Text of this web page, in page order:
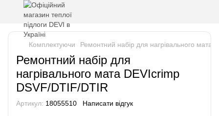
Комплектуючи Ремонтний набір для нагрівального мата
Ремонтний набір для
нагрівального мата DEVIcrimp
DSVF/DTIF/DTIR
Артикул: 18055510 Написати відгук